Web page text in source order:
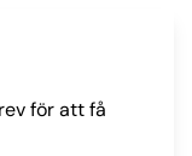
för att få